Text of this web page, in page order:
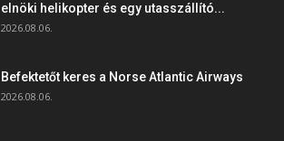
elnöki helikopter és egy utasszállító...
2026.08.06.
Befektetőt keres a Norse Atlantic Airways
2026.08.06.